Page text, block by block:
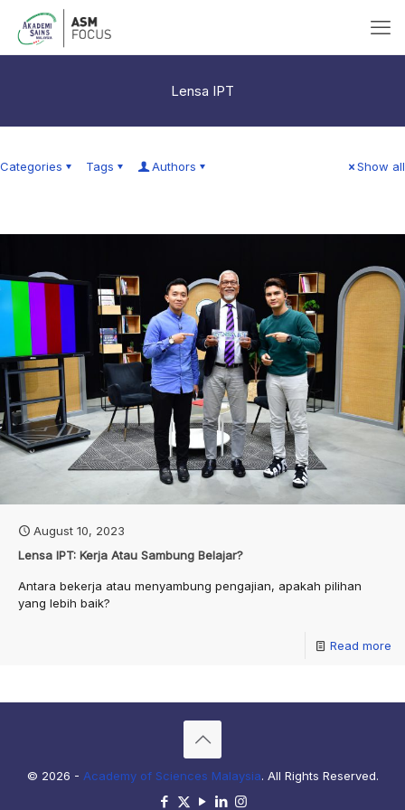
Lensa IPT
Categories Tags Authors Show all
August 10, 2023
Lensa IPT: Kerja Atau Sambung Belajar?
Antara bekerja atau menyambung pengajian, apakah pilihan
yang lebih baik?
Read more
© 2026 - Academy of Sciences Malaysia. All Rights Reserved.